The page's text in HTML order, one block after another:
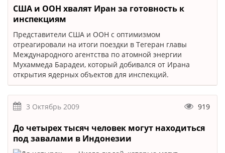
США и ООН хвалят Иран за готовность к
инспекциям
Представители США и ООН с оптимизмом
отреагировали на итоги поездки в Тегеран главы
Международного агентства по атомной энергии
Мухаммеда Барадеи, который добивался от Ирана
открытия ядерных объектов для инспекций.
3 Октябрь 2009 919
До четырех тысяч человек могут находиться
под завалами в Индонезии